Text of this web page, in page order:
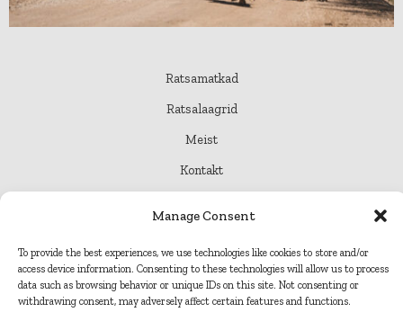
Manage Consent
To provide the best experiences, we use technologies like cookies to store and/or
access device information. Consenting to these technologies will allow us to process
data such as browsing behavior or unique IDs on this site. Not consenting or
withdrawing consent, may adversely affect certain features and functions.
Ratsamatkad
Ratsalaagrid
Meist
Kontakt
© 2026 Tõrvahavva